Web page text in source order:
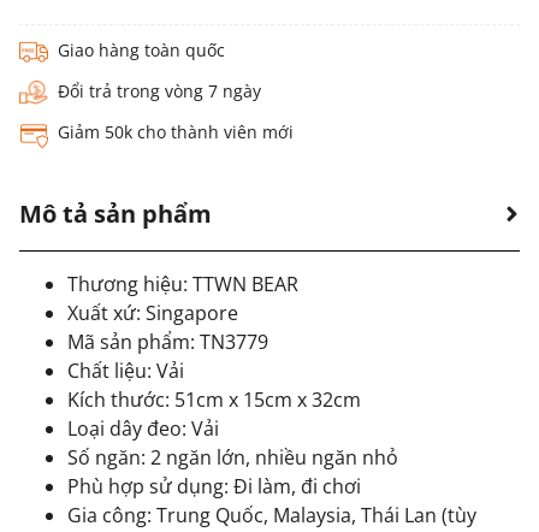
Giao hàng toàn quốc
Đổi trả trong vòng 7 ngày
Giảm 50k cho thành viên mới
Mô tả sản phẩm
Thương hiệu: TTWN BEAR
Xuất xứ: Singapore
Mã sản phẩm: TN3779
Chất liệu: Vải
Kích thước: 51cm x 15cm x 32cm
Loại dây đeo: Vải
Số ngăn: 2 ngăn lớn, nhiều ngăn nhỏ
Phù hợp sử dụng: Đi làm, đi chơi
Gia công: Trung Quốc, Malaysia, Thái Lan (tùy